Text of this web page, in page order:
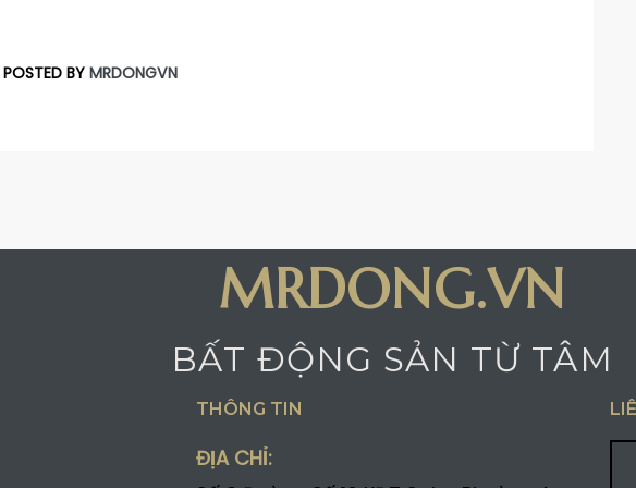
POSTED BY MRDONGVN
MRDONG.VN
BẤT ĐỘNG SẢN TỪ TÂM
THÔNG TIN
ĐỊA CHỈ: